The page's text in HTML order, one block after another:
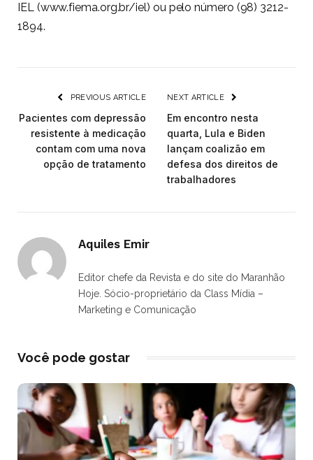
IEL (www.fiema.org.br/iel) ou pelo número (98) 3212-
1894.
PREVIOUS ARTICLE
Pacientes com depressão
resistente à medicação
contam com uma nova
opção de tratamento
NEXT ARTICLE
Em encontro nesta
quarta, Lula e Biden
lançam coalizão em
defesa dos direitos de
trabalhadores
Aquiles Emir
Editor chefe da Revista e do site do Maranhão
Hoje. Sócio-proprietário da Class Mídia –
Marketing e Comunicação
Você pode gostar